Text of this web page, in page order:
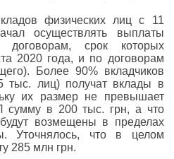
физических лиц с 11
осуществлять выплаты
срок которых
2020 года, и по договорам
Более 90% вкладчиков
тыс. лиц) получат вклады в
их размер не превышает
сумму в 200 тыс. грн, а что
возмещены в пределах
Уточнялось, что в целом
285 млн грн.